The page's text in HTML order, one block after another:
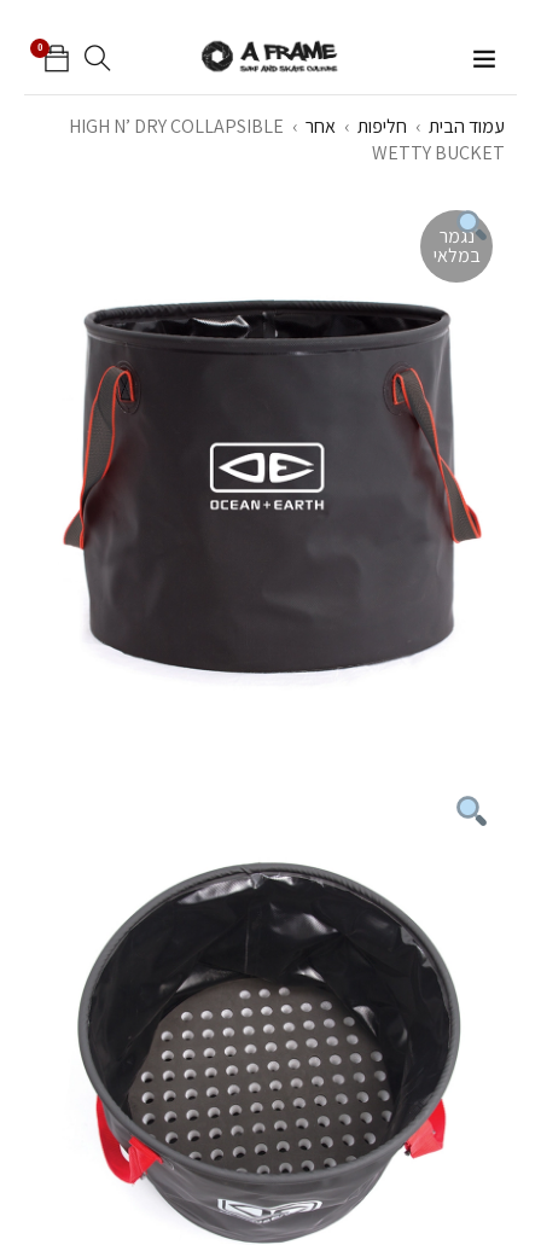
0
עמוד הבית › חליפות › אחר ›
HIGH N’ DRY COLLAPSIBLE
WETTY BUCKET
נגמר
במלאי